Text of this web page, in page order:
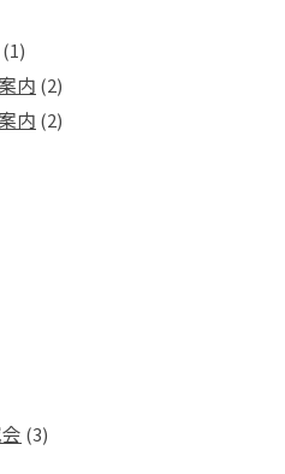
(1)
内 (2)
内 (2)
(3)